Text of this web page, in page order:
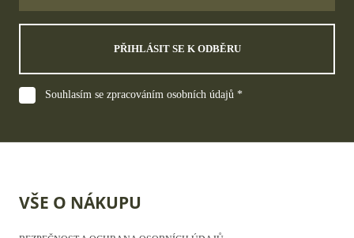
PŘIHLÁSIT SE K ODBĚRU
Souhlasím se zpracováním osobních údajů *
VŠE O NÁKUPU